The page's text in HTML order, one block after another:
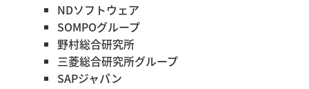
NDソフトウェア
SOMPOグループ
野村総合研究所
三菱総合研究所グループ
SAPジャパン